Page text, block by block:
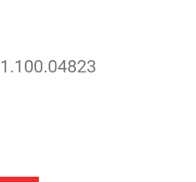
1.100.04823